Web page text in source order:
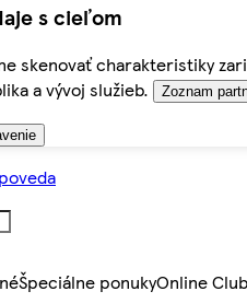
s cieľom
skenovať charakteristiky
a vývoj služieb.
Zoznam
Špeciálne ponukyOnline Club